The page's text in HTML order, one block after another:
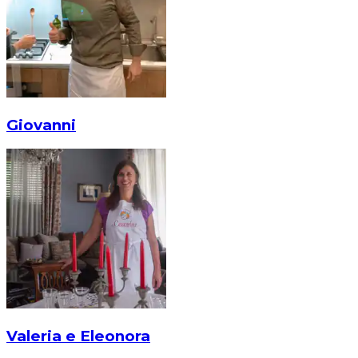
Giovanni
Valeria e Eleonora